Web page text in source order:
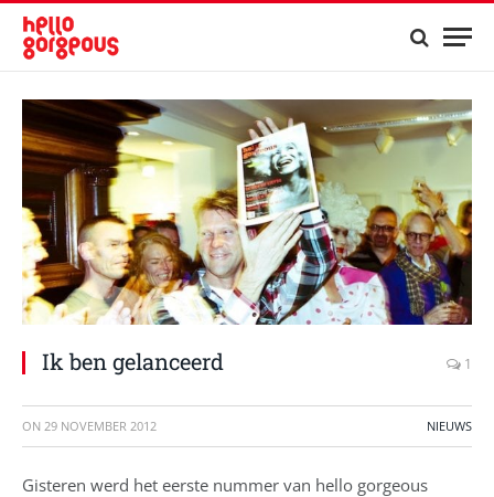
Ik ben gelanceerd 1
ON 29 NOVEMBER 2012 NIEUWS
Gisteren werd het eerste nummer van hello gorgeous